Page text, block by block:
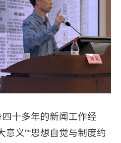
十多年的新闻工作经
意义”“思想自觉与制度约